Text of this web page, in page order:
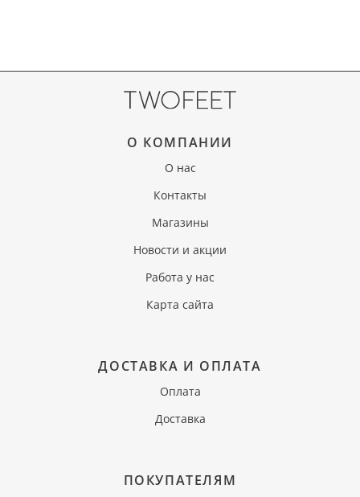
О КОМПАНИИ
О нас
Контакты
Магазины
Новости и акции
Работа у нас
Карта сайта
ДОСТАВКА И ОПЛАТА
Оплата
Доставка
ПОКУПАТЕЛЯМ